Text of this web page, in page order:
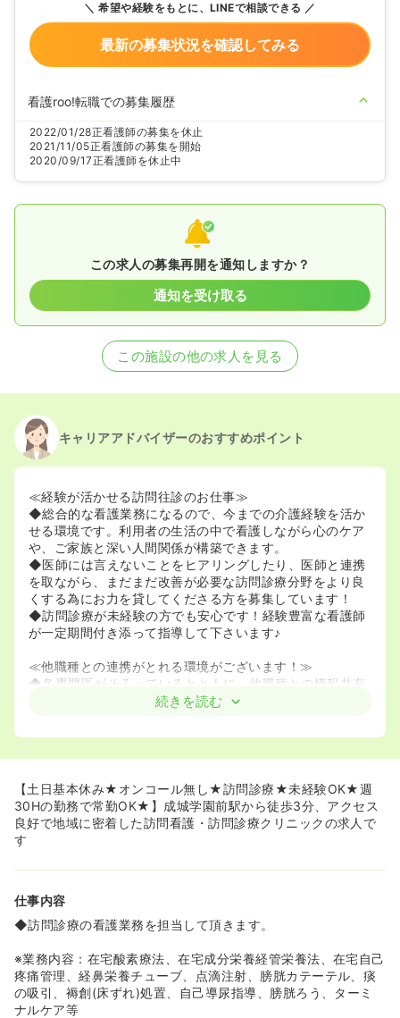
希望や経験をもとに、LINEで相談できる
最新の募集状況を確認してみる
看護roo!転職での募集履歴
2022/01/28正看護師の募集を休止
2021/11/05正看護師の募集を開始
2020/09/17正看護師を休止中
この求人の募集再開を通知しますか？
通知を受け取る
この施設の他の求人を見る
キャリアアドバイザーのおすすめポイント
≪経験が活かせる訪問往診のお仕事≫
◆総合的な看護業務になるので、今までの介護経験を活か
せる環境です。利用者の生活の中で看護しながら心のケア
や、ご家族と深い人間関係が構築できます。
◆医師には言えないことをヒアリングしたり、医師と連携
を取ながら、まだまだ改善が必要な訪問診療分野をより良
くする為にお力を貸してくださる方を募集しています！
◆訪問診療が未経験の方でも安心です！経験豊富な看護師
が一定期間付き添って指導して下さいます♪
≪他職種との連携がとれる環境がございます！≫
◆各専門医がそろっているとともに、他職種との情報共有
を毎日行うので、様々な視点で在宅医療にアプローチする
◆オンコールも無く、土日祝日もお休みを頂けるので、プ
ライベートの時間が確保できます！また、ママさんナース
の方などは、退社時間を保育園のお迎えの時間に退社時間
◆成城というオシャレなエリアで、駅から同院まで徒歩3
分で通勤が楽です。
続きを読む
【土日基本休み★オンコール無し★訪問診療★未経験OK★週
30Hの勤務で常勤OK★】成城学園前駅から徒歩3分、アクセス
良好で地域に密着した訪問看護・訪問診療クリニックの求人で
す
仕事内容
◆訪問診療の看護業務を担当して頂きます。
※業務内容：在宅酸素療法、在宅成分栄養経管栄養法、在宅自己
疼痛管理、経鼻栄養チューブ、点滴注射、膀胱カテーテル、痰
の吸引、褥創(床ずれ)処置、自己導尿指導、膀胱ろう、ターミ
ナルケア等